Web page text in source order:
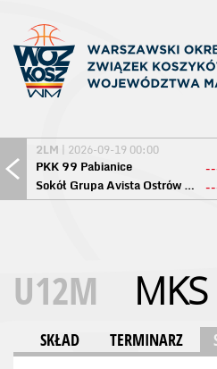
2LM | 2026-09-19 00:00
PKK 99 Pabianice
Sokół Grupa Avista Ostrów Maz.
U12M
SKŁAD TERMINARZ